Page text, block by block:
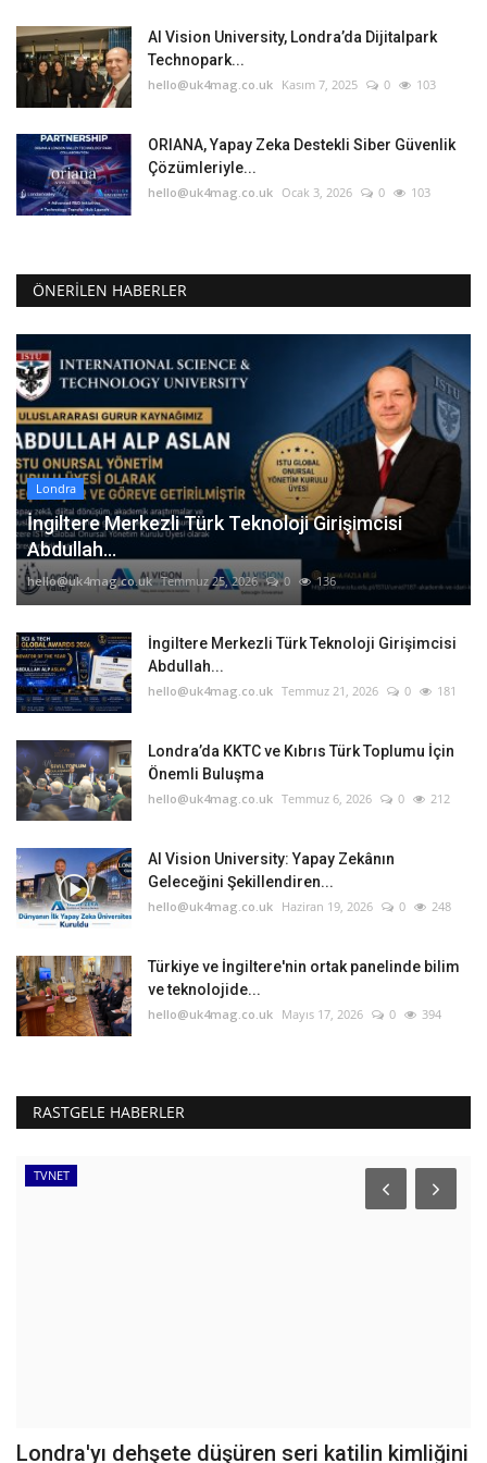
AI Vision University, Londra’da Dijitalpark
Technopark...
hello@uk4mag.co.uk Kasım 7, 2025 0 103
ORIANA, Yapay Zeka Destekli Siber Güvenlik
Çözümleriyle...
hello@uk4mag.co.uk Ocak 3, 2026 0 103
ÖNERILEN HABERLER
Londra
İngiltere Merkezli Türk Teknoloji Girişimcisi
Abdullah...
hello@uk4mag.co.uk Temmuz 25, 2026 0 136
İngiltere Merkezli Türk Teknoloji Girişimcisi
Abdullah...
hello@uk4mag.co.uk Temmuz 21, 2026 0 181
Londra’da KKTC ve Kıbrıs Türk Toplumu İçin
Önemli Buluşma
hello@uk4mag.co.uk Temmuz 6, 2026 0 212
AI Vision University: Yapay Zekânın
Geleceğini Şekillendiren...
hello@uk4mag.co.uk Haziran 19, 2026 0 248
Türkiye ve İngiltere'nin ortak panelinde bilim
ve teknolojide...
hello@uk4mag.co.uk Mayıs 17, 2026 0 394
RASTGELE HABERLER
TVNET
Londra'yı dehşete düşüren seri katilin kimliğini